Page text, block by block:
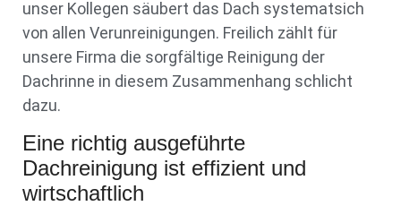
unser Kollegen säubert das Dach systematsich
von allen Verunreinigungen. Freilich zählt für
unsere Firma die sorgfältige Reinigung der
Dachrinne in diesem Zusammenhang schlicht
dazu.
Eine richtig ausgeführte
Dachreinigung ist effizient und
wirtschaftlich